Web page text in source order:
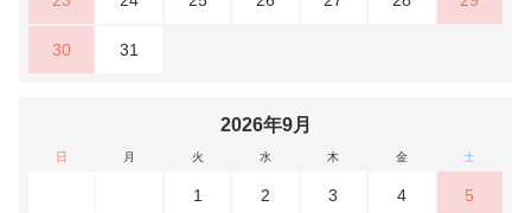
30 31
2026年9月
日 月 火 水 木 金 土
1 2 3 4 5